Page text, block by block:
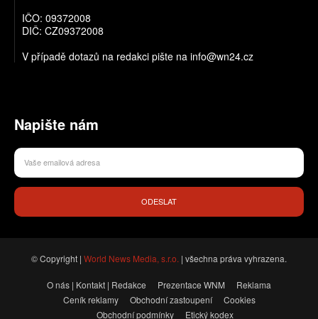
IČO: 09372008
DIČ: CZ09372008
V případě dotazů na redakci pište na info@wn24.cz
Napište nám
ODESLAT
© Copyright | World News Media, s.r.o. | všechna práva vyhrazena.
O nás | Kontakt | Redakce Prezentace WNM
Reklama
Ceník reklamy
Obchodní zastoupení
Cookies
Obchodní podmínky
Etický kodex